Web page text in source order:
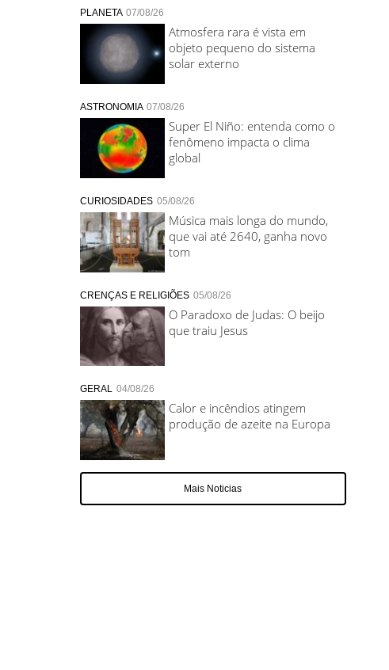
PLANETA 07/08/26
Atmosfera rara é vista em
objeto pequeno do sistema
solar externo
ASTRONOMIA 07/08/26
Super El Niño: entenda como o
fenômeno impacta o clima
global
CURIOSIDADES 05/08/26
Música mais longa do mundo,
que vai até 2640, ganha novo
tom
CRENÇAS E RELIGIÕES 05/08/26
O Paradoxo de Judas: O beijo
que traiu Jesus
GERAL 04/08/26
Calor e incêndios atingem
produção de azeite na Europa
Mais Noticias